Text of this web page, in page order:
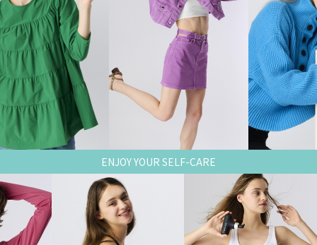
ENJOY YOUR SELF-CARE